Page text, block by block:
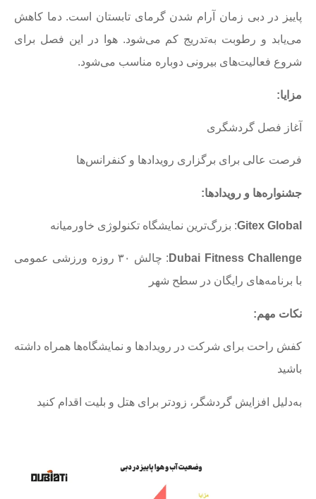
پاییز در دبی زمان آرام شدن گرمای تابستان است. دما کاهش
می‌یابد و رطوبت به‌تدریج کم می‌شود. هوا در این فصل برای
شروع فعالیت‌های بیرونی دوباره مناسب می‌شود.
مزایا:
آغاز فصل گردشگری
فرصت عالی برای برگزاری رویدادها و کنفرانس‌ها
جشنواره‌ها و رویدادها:
Gitex Global: بزرگ‌ترین نمایشگاه تکنولوژی خاورمیانه
Dubai Fitness Challenge
: چالش ۳۰ روزه ورزشی عمومی
با برنامه‌های رایگان در سطح شهر
نکات مهم:
کفش راحت برای شرکت در رویدادها و نمایشگاه‌ها همراه داشته
باشید
به‌دلیل افزایش گردشگر، زودتر برای هتل و بلیت اقدام کنید